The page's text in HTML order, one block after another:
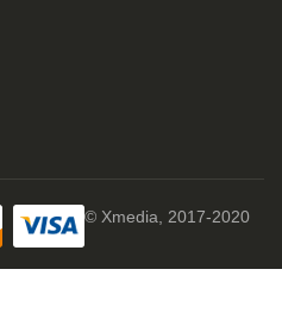
© Xmedia, 2017-2020